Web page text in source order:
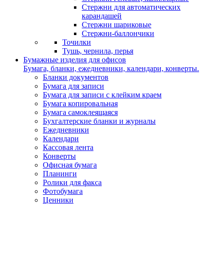
Стержни для автоматических
карандашей
Стержни шариковые
Стержни-баллончики
Точилки
Тушь, чернила, перья
Бумажные изделия для офисов
Бумага, бланки, ежедневники, календари, конверты.
Бланки документов
Бумага для записи
Бумага для записи с клейким краем
Бумага копировальная
Бумага самоклеящаяся
Бухгалтерские бланки и журналы
Ежедневники
Календари
Кассовая лента
Конверты
Офисная бумага
Планинги
Ролики для факса
Фотобумага
Ценники